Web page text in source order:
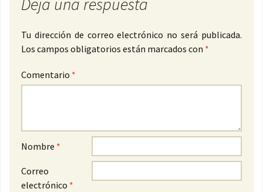
Tu dirección de correo electrónico no será publicada.
Los campos obligatorios están marcados con *
Comentario *
Nombre *
Correo
electrónico *